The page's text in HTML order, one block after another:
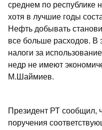
среднем по республике
хотя в лучшие годы
Нефть добывать
все больше расходов. В
налоги за
недр не имеют
М.Шаймиев.
Президент РТ сообщил,
поручения